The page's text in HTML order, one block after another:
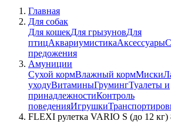
Главная
Для собак
Для кошекДля грызуновДля
птицАквариумистикаАксессуары
предожения
Амуниции
Сухой кормВлажный кормМиски
уходуВитаминыГрумингТуалеты и
принадлежностиКонтроль
поведенияИгрушки
FLEXI рулетка VARIO S (до 12 кг)